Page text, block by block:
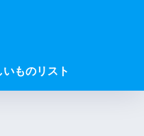
いものリスト